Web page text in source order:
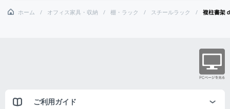
ホーム オフィス家具・収納 棚・ラック スチールラック 複柱書架
ご利用ガイド